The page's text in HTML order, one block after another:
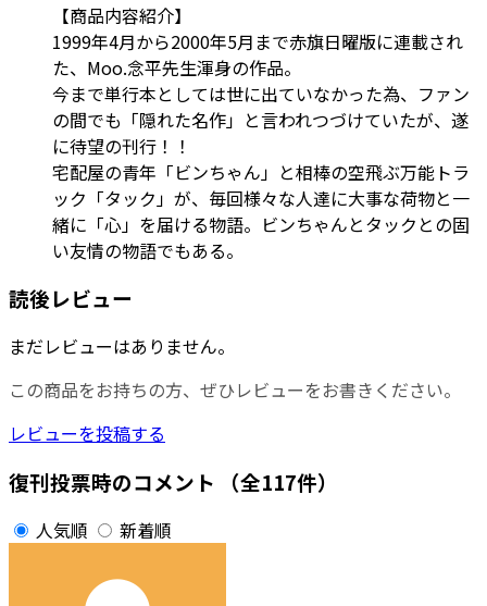
【商品内容紹介】
1999年4月から2000年5月まで赤旗日曜版に連載され
た、Moo.念平先生渾身の作品。
今まで単行本としては世に出ていなかった為、ファン
の間でも「隠れた名作」と言われつづけていたが、遂
に待望の刊行！！
宅配屋の青年「ビンちゃん」と相棒の空飛ぶ万能トラ
ック「タック」が、毎回様々な人達に大事な荷物と一
緒に「心」を届ける物語。ビンちゃんとタックとの固
い友情の物語でもある。
読後レビュー
まだレビューはありません。
この商品をお持ちの方、ぜひレビューをお書きください。
レビューを投稿する
復刊投票時のコメント （全117件）
人気順 新着順